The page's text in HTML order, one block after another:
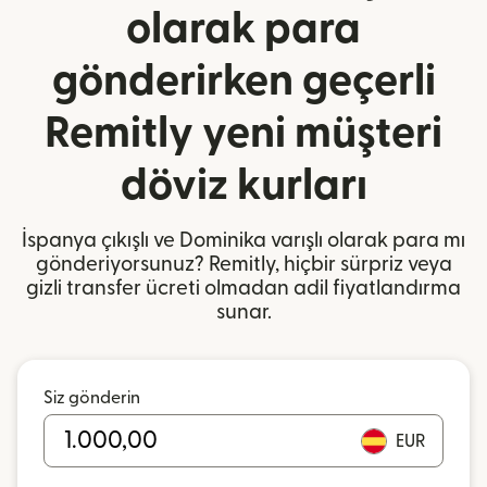
olarak para
gönderirken geçerli
Remitly yeni müşteri
döviz kurları
İspanya çıkışlı ve Dominika varışlı olarak para mı
gönderiyorsunuz? Remitly, hiçbir sürpriz veya
gizli transfer ücreti olmadan adil fiyatlandırma
sunar.
Siz gönderin
EUR